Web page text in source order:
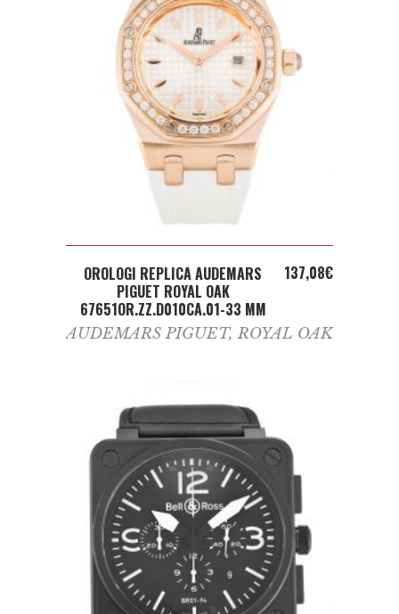
ADD TO CART
OROLOGI REPLICA AUDEMARS
PIGUET ROYAL OAK
67651OR.ZZ.D010CA.01-33 MM
137,08€
AUDEMARS PIGUET, ROYAL OAK